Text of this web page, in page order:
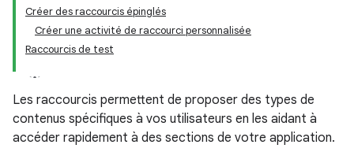
Créer des raccourcis épinglés
Créer une activité de raccourci personnalisée
Raccourcis de test
Les raccourcis permettent de proposer des types de
contenus spécifiques à vos utilisateurs en les aidant à
accéder rapidement à des sections de votre application.